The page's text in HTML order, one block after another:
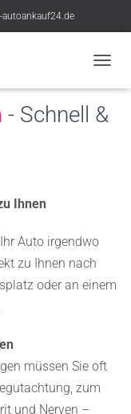
autoankauf24.de
- Schnell &
Ihnen
Auto irgendwo
zu Ihnen nach
oder an einem
müssen Sie oft
zum
und Nerven –